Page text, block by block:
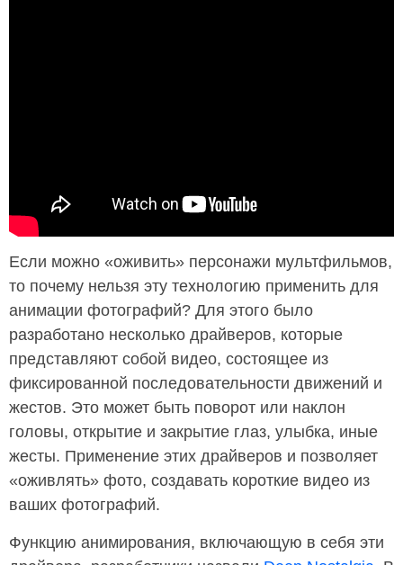
Если можно «оживить» персонажи мультфильмов,
то почему нельзя эту технологию применить для
анимации фотографий? Для этого было
разработано несколько драйверов, которые
представляют собой видео, состоящее из
фиксированной последовательности движений и
жестов. Это может быть поворот или наклон
головы, открытие и закрытие глаз, улыбка, иные
жесты. Применение этих драйверов и позволяет
«оживлять» фото, создавать короткие видео из
ваших фотографий.
Функцию анимирования, включающую в себя эти